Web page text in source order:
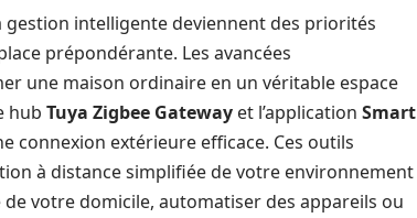
intelligente deviennent des priorités
prépondérante. Les avancées
une maison ordinaire en un véritable espace
hub Tuya Zigbee Gateway et l’application Smart
connexion extérieure efficace. Ces outils
à distance simplifiée de votre environnement
votre domicile, automatiser des appareils ou